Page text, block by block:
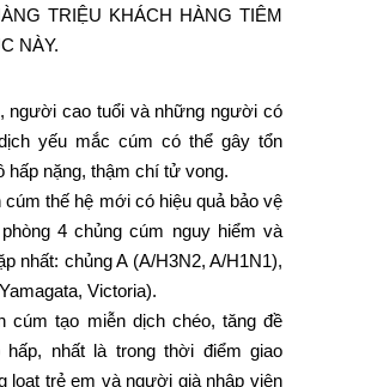
TRIỆU KHÁCH HÀNG TIÊM
NÀY.
người cao tuổi và những người có
yếu mắc cúm có thể gây tổn
hấp nặng, thậm chí tử vong.
cúm thế hệ mới có hiệu quả bảo vệ
4 chủng cúm nguy hiểm và
nhất: chủng A (A/H3N2, A/H1N1),
Victoria).
cúm tạo miễn dịch chéo, tăng đề
hấp, nhất là trong thời điểm giao
loạt trẻ em và người già nhập viện